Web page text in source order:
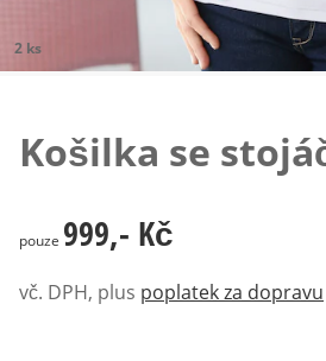
2 ks
Košilka se
999,- Kč
pouze 999,- Kč
vč. DPH, plus poplatek za dopravu